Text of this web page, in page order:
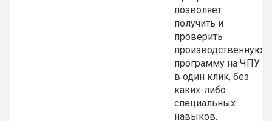
позволяет
получить и
проверить
производственную
программу на ЧПУ
в один клик, без
каких-либо
специальных
навыков.